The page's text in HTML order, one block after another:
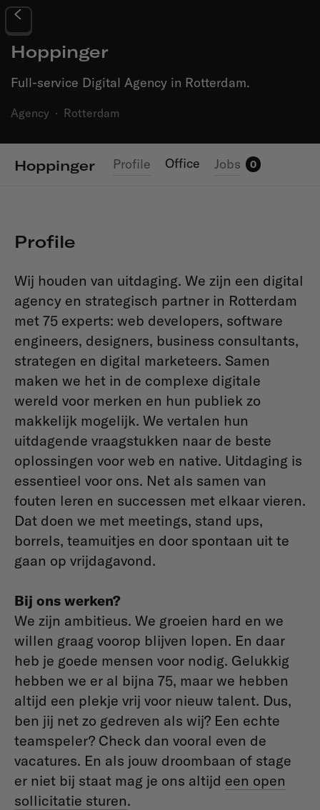
Hoppinger
Full-service Digital Agency in Rotterdam.
Agency · Rotterdam
Hoppinger Profile Office Jobs 0
Profile
Wij houden van uitdaging. We zijn een digital
agency en strategisch partner in Rotterdam
met 75 experts: web developers, software
engineers, designers, business consultants,
strategen en digital marketeers. Samen
maken we het in de complexe digitale
wereld voor merken en hun publiek zo
makkelijk mogelijk. We vertalen hun
uitdagende vraagstukken naar de beste
oplossingen voor web en native. Uitdaging is
essentieel voor ons. Net als samen van
fouten leren en successen met elkaar vieren.
Dat doen we met meetings, stand ups,
borrels, teamuitjes en door spontaan uit te
gaan op vrijdagavond.
Bij ons werken?
We zijn ambitieus. We groeien hard en we
willen graag voorop blijven lopen. En daar
heb je goede mensen voor nodig. Gelukkig
hebben we er al bijna 75, maar we hebben
altijd een plekje vrij voor nieuw talent. Dus,
ben jij net zo gedreven als wij? Een echte
teamspeler? Check dan vooral even de
vacatures. En als jouw droombaan of stage
er niet bij staat mag je ons altijd een open
sollicitatie sturen.